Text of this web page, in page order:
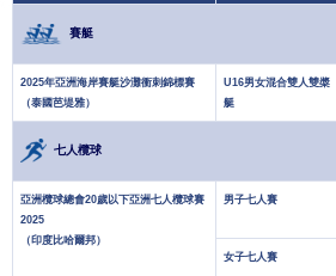
賽艇
2025年亞洲海岸賽艇沙灘衝刺錦標賽
（泰國芭堤雅）
U16男女混合雙人雙槳
艇
七人欖球
亞洲欖球總會20歲以下亞洲七人欖球賽
2025
（印度比哈爾邦）
男子七人賽
女子七人賽